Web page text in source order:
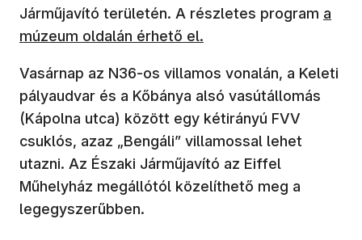
Járműjavító területén. A részletes program a
múzeum oldalán érhető el.
Vasárnap az N36-os villamos vonalán, a Keleti
pályaudvar és a Kőbánya alsó vasútállomás
(Kápolna utca) között egy kétirányú FVV
csuklós, azaz „Bengáli” villamossal lehet
utazni. Az Északi Járműjavító az Eiffel
Műhelyház megállótól közelíthető meg a
legegyszerűbben.